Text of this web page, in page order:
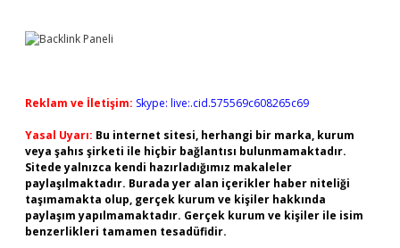
Reklam ve İletişim: Skype: live:.cid.575569c608265c69
Yasal Uyarı: Bu internet sitesi, herhangi bir marka, kurum
veya şahıs şirketi ile hiçbir bağlantısı bulunmamaktadır.
Sitede yalnızca kendi hazırladığımız makaleler
paylaşılmaktadır. Burada yer alan içerikler haber niteliği
taşımamakta olup, gerçek kurum ve kişiler hakkında
paylaşım yapılmamaktadır. Gerçek kurum ve kişiler ile isim
benzerlikleri tamamen tesadüfidir.